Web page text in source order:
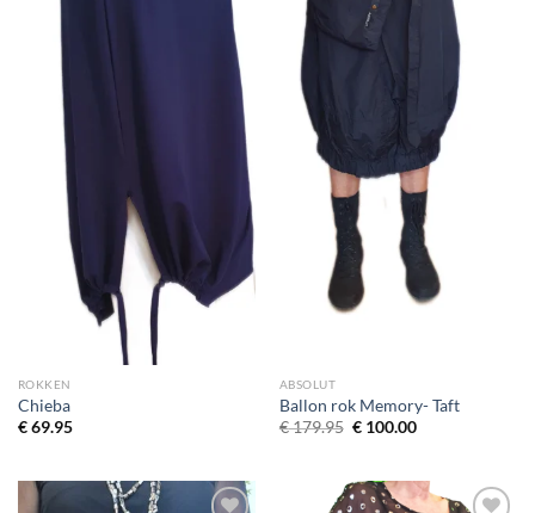
ROKKEN
Chieba
€69.95
ABSOLUT
Ballon rok Memory- Taft
€179.95 Oorspronkelijke
€100.00Huidige